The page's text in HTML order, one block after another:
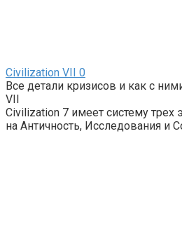
Civilization VII 0
Все детали кризисов и как с
VII
Civilization 7 имеет систему трех
на Античность, Исследования и